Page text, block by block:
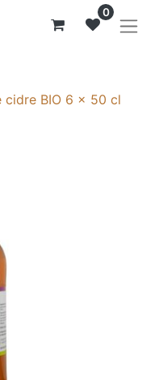
0
cidre BIO 6 x 50 cl